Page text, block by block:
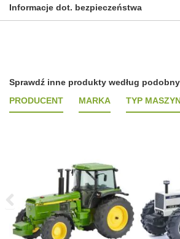
Informacje dot. bezpieczeństwa
Sprawdź inne produkty według
PRODUCENT
MARKA TYP